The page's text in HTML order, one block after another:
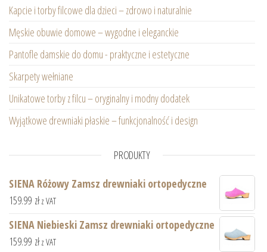
Kapcie i torby filcowe dla dzieci – zdrowo i naturalnie
Męskie obuwie domowe – wygodne i eleganckie
Pantofle damskie do domu - praktyczne i estetyczne
Skarpety wełniane
Unikatowe torby z filcu – oryginalny i modny dodatek
Wyjątkowe drewniaki płaskie – funkcjonalność i design
PRODUKTY
SIENA Różowy Zamsz drewniaki ortopedyczne
159.99 zł z VAT
SIENA Niebieski Zamsz drewniaki ortopedyczne
159.99 zł z VAT